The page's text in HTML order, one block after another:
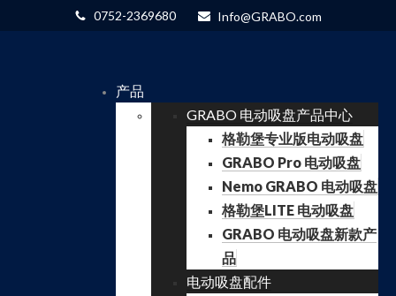
0752-2369680 Info@GRABO.com
产品
GRABO 电动吸盘产品中心
格勒堡专业版电动吸盘
GRABO Pro 电动吸盘
Nemo GRABO 电动吸盘
格勒堡LITE 电动吸盘
GRABO 电动吸盘新款产
品
电动吸盘配件